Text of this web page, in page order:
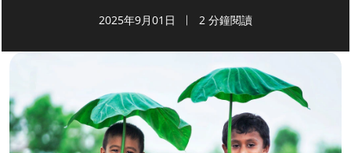
2025年9月01日 2 分鐘閱讀